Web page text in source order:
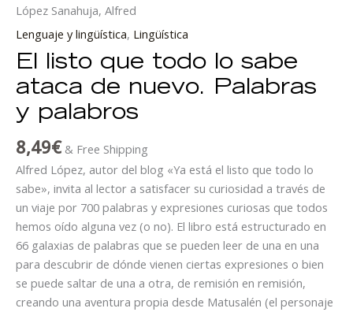
López Sanahuja, Alfred
Lenguaje y lingüística, Lingüística
El listo que todo lo sabe
ataca de nuevo. Palabras
y palabros
8,49€ & Free Shipping
Alfred López, autor del blog «Ya está el listo que todo lo
sabe», invita al lector a satisfacer su curiosidad a través de
un viaje por 700 palabras y expresiones curiosas que todos
hemos oído alguna vez (o no). El libro está estructurado en
66 galaxias de palabras que se pueden leer de una en una
para descubrir de dónde vienen ciertas expresiones o bien
se puede saltar de una a otra, de remisión en remisión,
creando una aventura propia desde Matusalén (el personaje
palabros
cantidad